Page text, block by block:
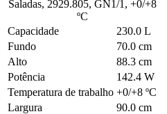
Saladas, 2929.805, GN1/1, +0/+8
ºC
Capacidade
230.0 L
Fundo
70.0 cm
Alto
88.3 cm
Potência
142.4 W
Temperatura de trabalho +0/+8 ºC
Largura
90.0 cm